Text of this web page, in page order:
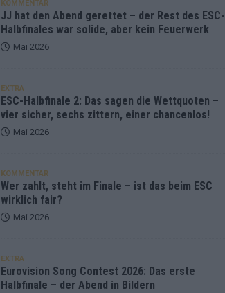
KOMMENTAR
JJ hat den Abend gerettet – der Rest des ESC-
Halbfinales war solide, aber kein Feuerwerk
Mai 2026
EXTRA
ESC-Halbfinale 2: Das sagen die Wettquoten –
vier sicher, sechs zittern, einer chancenlos!
Mai 2026
KOMMENTAR
Wer zahlt, steht im Finale – ist das beim ESC
wirklich fair?
Mai 2026
EXTRA
Eurovision Song Contest 2026: Das erste
Halbfinale – der Abend in Bildern